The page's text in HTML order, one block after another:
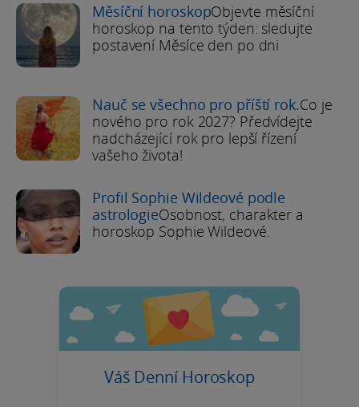
Měsíční horoskopObjevte měsíční
horoskop na tento týden: sledujte
postavení Měsíce den po dni
Nauč se všechno pro příští rok.Co je
nového pro rok 2027? Předvídejte
nadcházející rok pro lepší řízení
vašeho života!
Profil Sophie Wildeové podle
astrologieOsobnost, charakter a
horoskop Sophie Wildeové.
Váš Denní Horoskop